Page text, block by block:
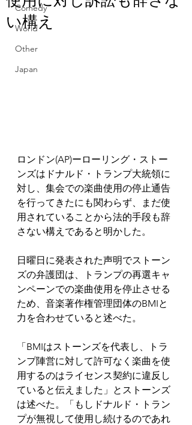
Comedy
World
Other
Japan
い構え
ロンドン(AP)ーローリング・ストー
ンズはドナルド・トランプ大統領に
対し、集会での楽曲使用の停止通告
を行ってきたにも関わらず、まだ使
用されていることから法的手段も辞
さない構えであると明かした。
日曜日に発表された声明でストーン
ズの弁護団は、トランプの再選キャ
ンペーンでの楽曲使用を停止させる
ため、音楽著作権管理団体のBMIと
力を合わせていると述べた。
「BMIはストーンズを代表し、トラ
ンプ陣営に対して許可なく楽曲を使
用するのはライセンス契約に違反し
ていると伝えました」とストーンズ
は述べた。「もしドナルド・トラン
プが無視して使用し続けるのであれ